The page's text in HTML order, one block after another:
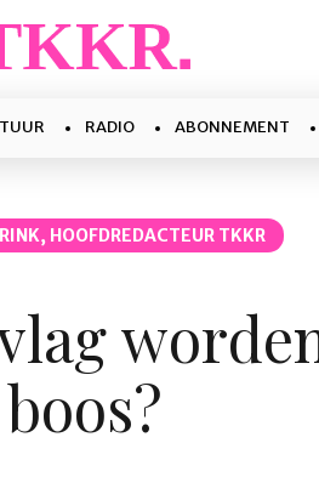
RADIO ABONNEMENT
HOOFDREDACTEUR TKKR
boos?